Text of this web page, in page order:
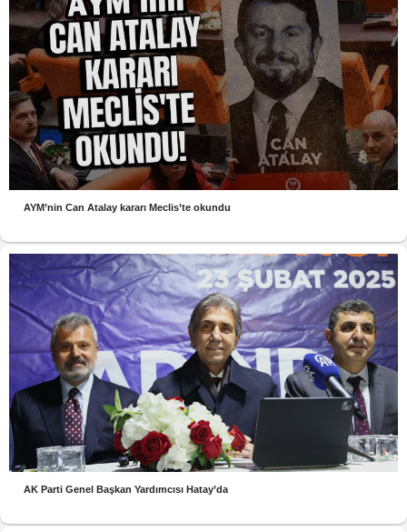
AYM’nin Can Atalay kararı Meclis’te okundu
AK Parti Genel Başkan Yardımcısı Hatay’da